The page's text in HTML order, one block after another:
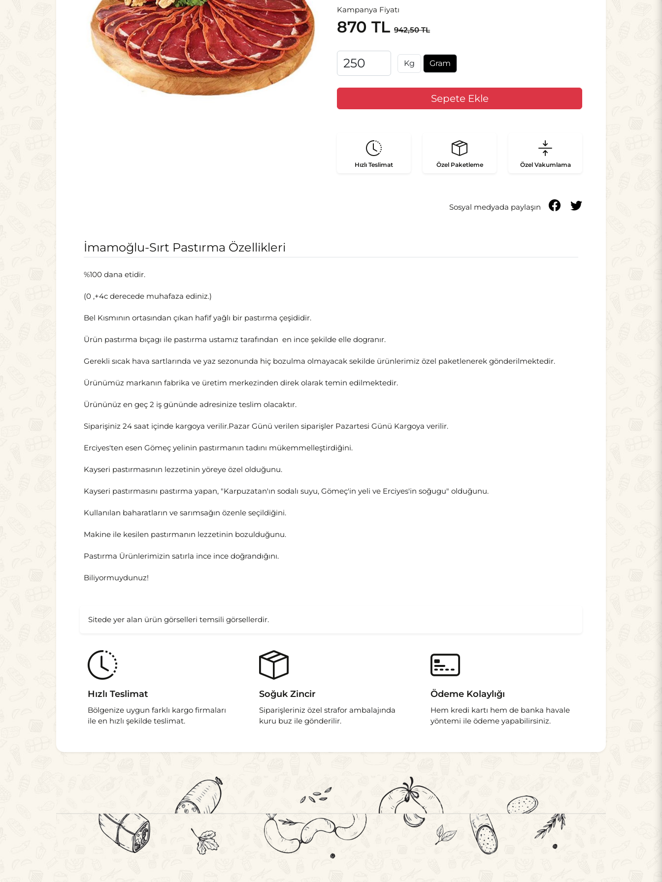
Kampanya Fiyatı
870 TL 942,50 TL
Kg Gram
Hızlı Teslimat ÖzelPaketleme ÖzelVakumlama
Sosyal medyada paylaşın
İmamoğlu-Sırt Pastırma Özellikleri
%100 dana etidir.
(0 ,+4c derecede muhafaza ediniz.)
Bel Kısmının ortasından çıkan hafif yağlı bir pastırma çeşididir.
Ürün pastırma bıçagı ile pastırma ustamız tarafından en ince şekilde elle dogranır.
Gerekli sıcak hava sartlarında ve yaz sezonunda hiç bozulma olmayacak sekilde ürünlerimiz özel paketlenerek gönderilmektedir.
Ürünümüz markanın fabrika ve üretim merkezinden direk olarak temin edilmektedir.
Ürününüz en geç 2 iş gününde adresinize teslim olacaktır.
Siparişiniz 24 saat içinde kargoya verilir.Pazar Günü verilen siparişler Pazartesi Günü Kargoya verilir.
Erciyes'ten esen Gömeç yelinin pastırmanın tadını mükemmelleştirdiğini.
Kayseri pastırmasının lezzetinin yöreye özel olduğunu.
Kayseri pastırmasını pastırma yapan, "Karpuzatan'ın sodalı suyu, Gömeç'in yeli ve Erciyes'in soğugu" olduğunu.
Kullanılan baharatların ve sarımsağın özenle seçildiğini.
Makine ile kesilen pastırmanın lezzetinin bozulduğunu.
Pastırma Ürünlerimizin satırla ince ince doğrandığını.
Biliyormuydunuz!
Sitede yer alan ürün görselleri temsili görsellerdir.
Hızlı Teslimat
Bölgenize uygun farklı kargo firmaları
ile en hızlı şekilde teslimat.
Soğuk Zincir
Siparişleriniz özel strafor ambalajında
kuru buz ile gönderilir.
Ödeme Kolaylığı
Hem kredi kartı hem de banka havale
yöntemi ile ödeme yapabilirsiniz.